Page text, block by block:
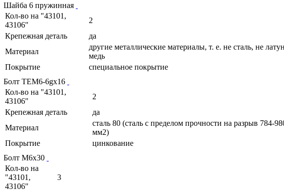
Шайба 6 пружинная
Кол-во на "43101,
43106"
2
Крепежная деталь
да
Материал
другие металлические материалы, т. е. не сталь, не
медь
Покрытие
специальное покрытие
Болт ТЕМ6-6gх16
Кол-во на "43101,
43106"
2
Крепежная деталь
да
Материал
сталь 80 (сталь с пределом прочности на разрыв 784-
мм2)
Покрытие
цинкование
Болт М6х30
Кол-во на
"43101,
43106"
3